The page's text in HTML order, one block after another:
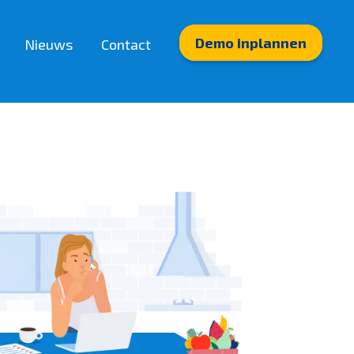
Boekhouding (Exact)
Telefonie (WeCloudIT)
Boeken & beschikbaarheid (Airtrotter)
Bekijk meer>
Nieuws Contact Demo inplannen